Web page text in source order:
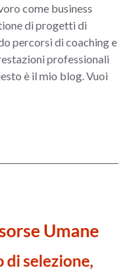
come business
di progetti di
percorsi di coaching e
professionali
è il mio blog. Vuoi
Umane
selezione,